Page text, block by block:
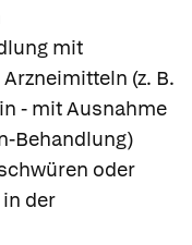
mit
(z. B.
- mit Ausnahme
Behandlung)
oder
der